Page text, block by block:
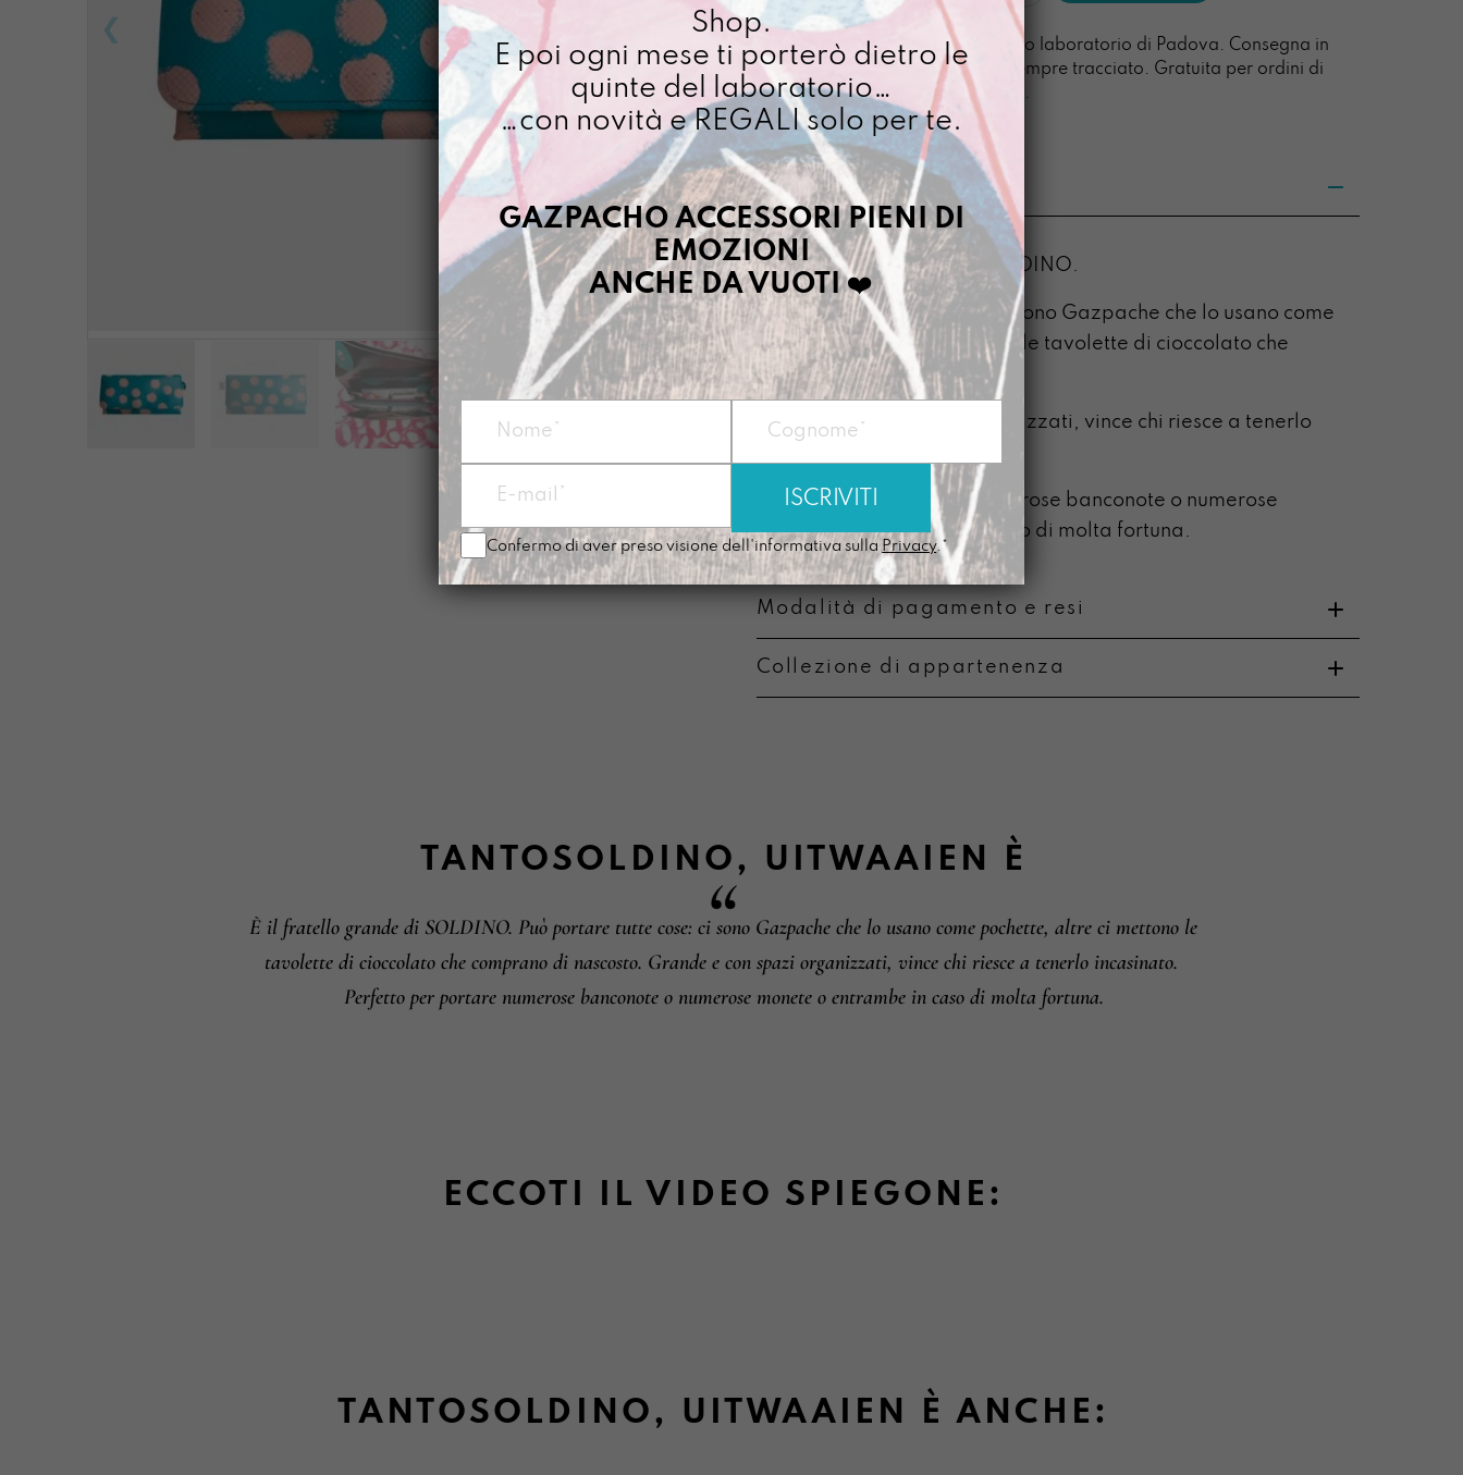
quantità
Cuciamo ogni ordine nel nostro laboratorio di Padova. Consegna in
4/5 giorni lavorativi, pacco sempre tracciato. Gratuita per ordini di
importo superiore ai 100 euro.
Dettagli prodotto
È il fratello grande di SOLDINO.
Può portare tutte cose: ci sono Gazpache che lo usano come
pochette, altre ci mettono le tavolette di cioccolato che
comprano di nascosto.
Grande e con spazi organizzati, vince chi riesce a tenerlo
Perfetto per portare numerose banconote o numerose
monete o entrambe in caso di molta fortuna.
Modalità di pagamento e resi
Collezione di appartenenza
TANTOSOLDINO, UITWAAIEN È
È il fratello grande di SOLDINO. Può portare tutte cose: ci sono Gazpache che lo usano come pochette, altre ci mettono le
tavolette di cioccolato che comprano di nascosto. Grande e con spazi organizzati, vince chi riesce a tenerlo incasinato.
Perfetto per portare numerose banconote o numerose monete o entrambe in caso di molta fortuna.
ECCOTI IL VIDEO SPIEGONE:
TANTOSOLDINO, UITWAAIEN È ANCHE:
Shop.
E poi ogni mese ti porterò dietro le
quinte del laboratorio…
…con novità e REGALI solo per te.
GAZPACHO ACCESSORI PIENI DI
EMOZIONI
ANCHE DA VUOTI❤️
Confermo di aver preso visione dell'informativa sulla Privacy.*